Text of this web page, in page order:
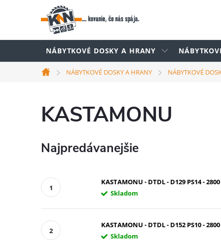
NÁBYTKOVÉ DOSKY A HRANY
Domov
NÁBYTKOVÉ DOSKY A HRANY NÁBYTKOVÉ
KASTAMONU
Najpredávanejšie
KASTAMONU - DTDL - D129 PS14 -
Skladom
KASTAMONU - DTDL - D152 PS10 -
Skladom